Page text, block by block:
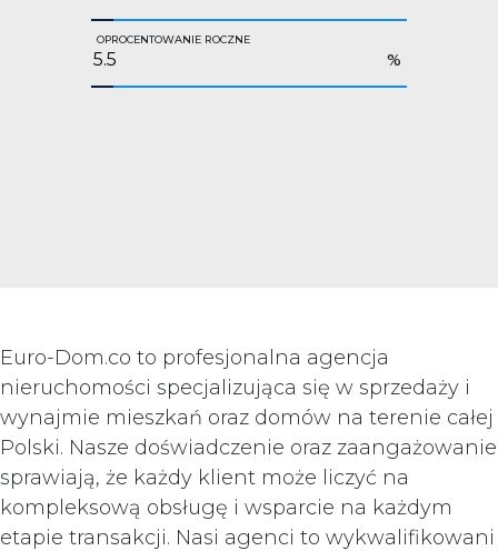
OPROCENTOWANIE ROCZNE
%
Euro-Dom.co to profesjonalna agencja
nieruchomości specjalizująca się w sprzedaży i
wynajmie mieszkań oraz domów na terenie całej
Polski. Nasze doświadczenie oraz zaangażowanie
sprawiają, że każdy klient może liczyć na
kompleksową obsługę i wsparcie na każdym
etapie transakcji. Nasi agenci to wykwalifikowani